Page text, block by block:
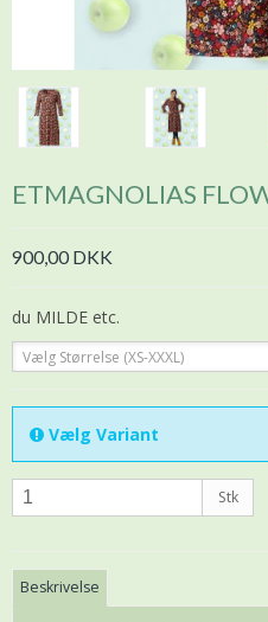
ETMAGNOLIAS
900,00 DKK
du MILDE etc.
Vælg Størrelse (XS-XXXL)
Vælg Variant
Stk
Beskrivelse